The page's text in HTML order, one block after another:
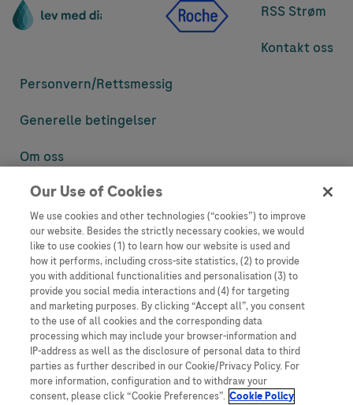
RSS Strøm
Kontakt oss
Personvern/Rettsmessig
Generelle betingelser
Om oss
Denne nettsiden inneholder informasjon som er målsatt til en stor
informasjon som ellers ikke er tilgjengelig eller gyldig i ditt land.
Vennligst vær oppmerksom på at vi ikke tar noe ansvar for tilgang til
informasjon som muligens ikke er i samsvar med noen gyldig juridisk
prosess, regulering, registrering eller bruk i bostedslandet ditt.
Roche har ikke alltid mulighet til å kvalitetssikre andres innlegg, men
vil fjerne villedende eller upassende innlegg så langt det lar seg gjøre.
Vi har ikke ansvar for innhold på eksterne nettsider som det lenkes til.
Kopiering av materiale fra dette nettstedet for bruk annet sted er ikke
tillatt uten avtale. Nettstedet selger plass til annonsører, og slikt
innhold er merket.
Dette nettstedet er ikke beregnet for å rapportere bivirkninger eller
Our Use of Cookies
We use cookies and other technologies (“cookies”) to improve
our website. Besides the strictly necessary cookies, we would
like to use cookies (1) to learn how our website is used and
how it performs, including cross-site statistics, (2) to provide
you with additional functionalities and personalisation (3) to
provide you social media interactions and (4) for targeting
and marketing purposes. By clicking “Accept all”, you consent
to the use of all cookies and the corresponding data
processing which may include your browser-information and
IP-address as well as the disclosure of personal data to third
parties as further described in our Cookie/Privacy Policy. For
more information, configuration and to withdraw your
consent, please click “Cookie Preferences”. Cookie Policy